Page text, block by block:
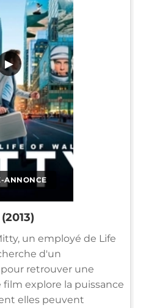
ANNONCE
▶
un employé de Life
d'un
retrouver une
explore la puissance
elles peuvent